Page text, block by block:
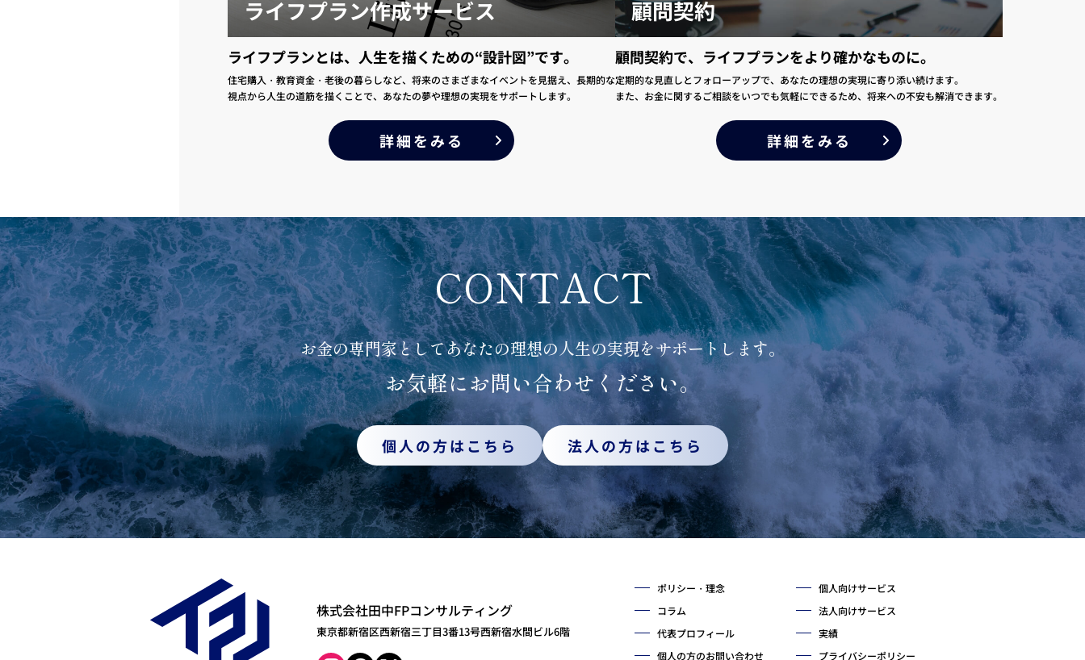
ライフプラン作成サービス
ライフプランとは、人生を描くための“設計図”です。
住宅購入・教育資金・老後の暮らしなど、将来のさまざまなイベントを見据え、長期的な
視点から人生の道筋を描くことで、あなたの夢や理想の実現をサポートします。
詳細をみる
顧問契約
顧問契約で、ライフプランをより確かなものに。
定期的な見直しとフォローアップで、あなたの理想の実現に寄り添い続けます。
また、お金に関するご相談をいつでも気軽にできるため、将来への不安も解消できます。
詳細をみる
CONTACT
お金の専門家としてあなたの理想の人生の実現をサポートします。
お気軽にお問い合わせください。
個人の方はこちら 法人の方はこちら
株式会社田中FPコンサルティング
東京都新宿区西新宿三丁目3番13号西新宿水間ビル6階
ポリシー・理念
個人向けサービス
コラム
法人向けサービス
代表プロフィール
実績
個人の方のお問い合わせ
プライバシーポリシー